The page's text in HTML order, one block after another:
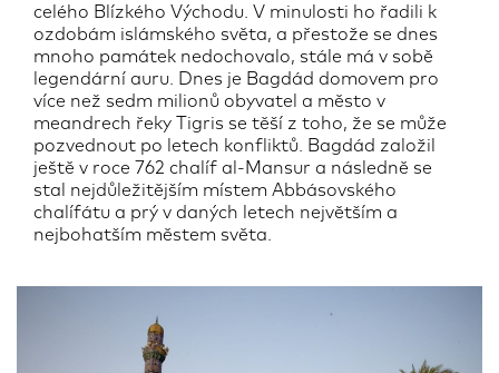
celého Blízkého Východu. V minulosti ho řadili k
ozdobám islámského světa, a přestože se dnes
mnoho památek nedochovalo, stále má v sobě
legendární auru. Dnes je Bagdád domovem pro
více než sedm milionů obyvatel a město v
meandrech řeky Tigris se těší z toho, že se může
pozvednout po letech konfliktů. Bagdád založil
ještě v roce 762 chalíf al-Mansur a následně se
stal nejdůležitějším místem Abbásovského
chalífátu a prý v daných letech největším a
nejbohatším městem světa.